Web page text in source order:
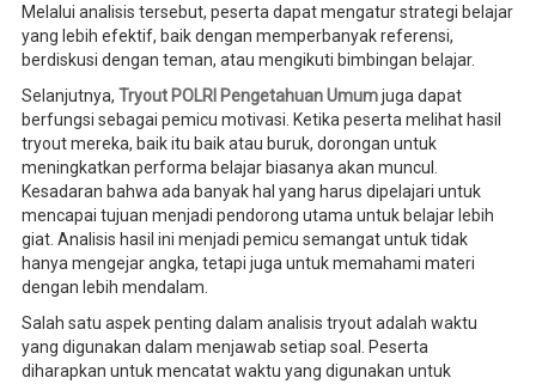
Melalui analisis tersebut, peserta dapat mengatur strategi belajar
yang lebih efektif, baik dengan memperbanyak referensi,
berdiskusi dengan teman, atau mengikuti bimbingan belajar.
Selanjutnya, Tryout POLRI Pengetahuan Umumjuga dapat
berfungsi sebagai pemicu motivasi. Ketika peserta melihat hasil
tryout mereka, baik itu baik atau buruk, dorongan untuk
meningkatkan performa belajar biasanya akan muncul.
Kesadaran bahwa ada banyak hal yang harus dipelajari untuk
mencapai tujuan menjadi pendorong utama untuk belajar lebih
giat. Analisis hasil ini menjadi pemicu semangat untuk tidak
hanya mengejar angka, tetapi juga untuk memahami materi
dengan lebih mendalam.
Salah satu aspek penting dalam analisis tryout adalah waktu
yang digunakan dalam menjawab setiap soal. Peserta
diharapkan untuk mencatat waktu yang digunakan untuk